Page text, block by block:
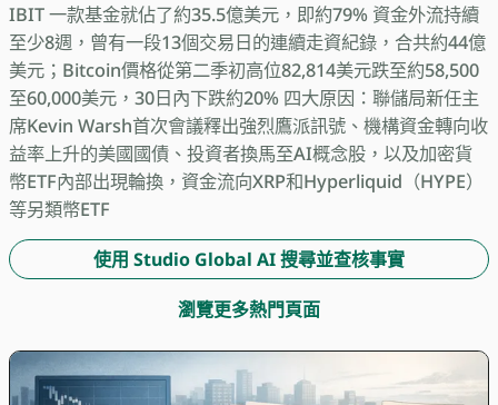
IBIT 一款基金就佔了約35.5億美元，即約79% 資金外流持續
至少8週，曾有一段13個交易日的連續走資紀錄，合共約44億
美元；Bitcoin價格從第二季初高位82,814美元跌至約58,500
至60,000美元，30日內下跌約20% 四大原因：聯儲局新任主
席Kevin Warsh首次會議釋出強烈鷹派訊號、機構資金轉向收
益率上升的美國國債、投資者換馬至AI概念股，以及加密貨
幣ETF內部出現輪換，資金流向XRP和Hyperliquid（HYPE）
等另類幣ETF
使用 Studio Global AI 搜尋並查核事實
瀏覽更多熱門頁面